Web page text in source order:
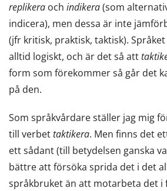
replikera och indikera(som
indicera), men dessa är inte
(jfr kritisk, praktisk, taktisk).
alltid logiskt, och är det så att
form som förekommer så går det
på den.
Som språkvårdare ställer jag mig
till verbettaktikera. Men finns det
ett sådant (till betydelsen ganska
bättre att försöka sprida det i det
språkbruket än att motarbeta det i